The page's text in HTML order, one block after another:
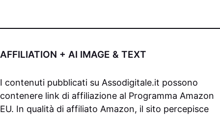
AFFILIATION + AI IMAGE & TEXT
I contenuti pubblicati su Assodigitale.it possono
contenere link di affiliazione al Programma Amazon
EU. In qualità di affiliato Amazon, il sito percepisce